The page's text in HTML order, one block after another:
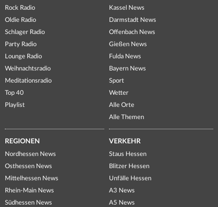
Rock Radio
Oldie Radio
Schlager Radio
Party Radio
Lounge Radio
Weihnachtsradio
Meditationsradio
Top 40
Playlist
Kassel News
Darmstadt News
Offenbach News
Gießen News
Fulda News
Bayern News
Sport
Wetter
Alle Orte
Alle Themen
REGIONEN
Nordhessen News
Osthessen News
Mittelhessen News
Rhein-Main News
Südhessen News
VERKEHR
Staus Hessen
Blitzer Hessen
Unfälle Hessen
A3 News
A5 News